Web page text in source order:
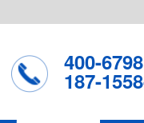
400-
187-